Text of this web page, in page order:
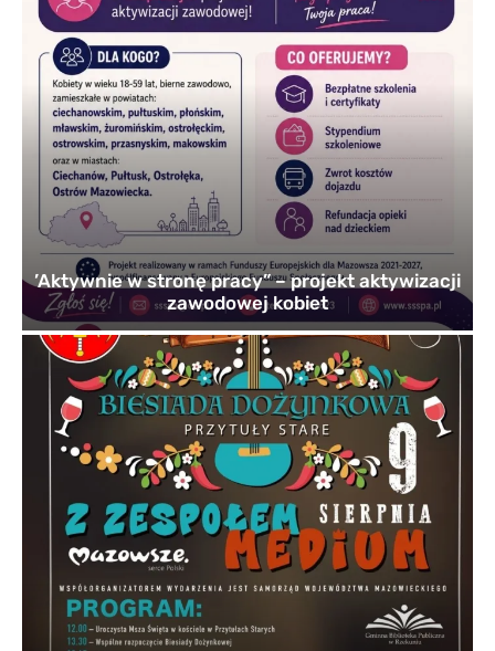
’Aktywnie w stronę pracy” – projekt aktywizacji
zawodowej kobiet